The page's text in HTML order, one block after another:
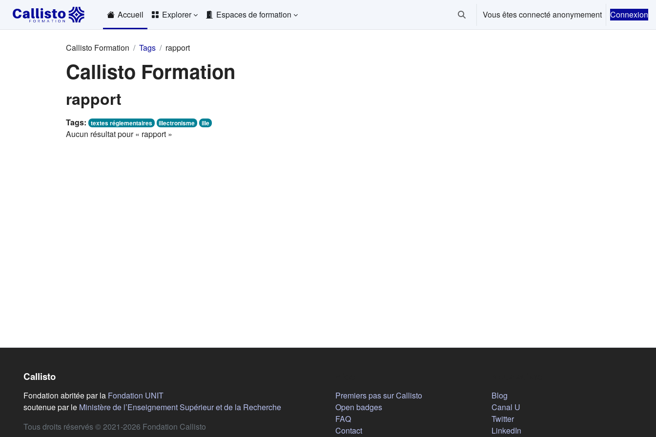
Passer au contenu principal
Accueil
Explorer Espaces de formation Activer/désactiver la saisie de recherche
Vous êtes connecté anonymement Connexion
Callisto Formation Tags rapport
Callisto Formation
rapport
Tags: textes réglementaires illectronisme ille
Aucun résultat pour « rapport »
Callisto
Fondation abritée par la Fondation UNIT(s'ouvre dans un nouvel onglet)
soutenue par le Ministère de l’Enseignement Supérieur et de la Recherche(s'ouvre dans un nouvel onglet)
Tous droits réservés © 2021-2026 Fondation Callisto
Premiers pas sur Callisto
Open badges
FAQ
Contact
Blog(s'ouvre dans un nouvel onglet)
Canal U(s'ouvre dans un nouvel onglet)
Twitter(s'ouvre dans un nouvel onglet)
LinkedIn(s'ouvre dans un nouvel onglet)